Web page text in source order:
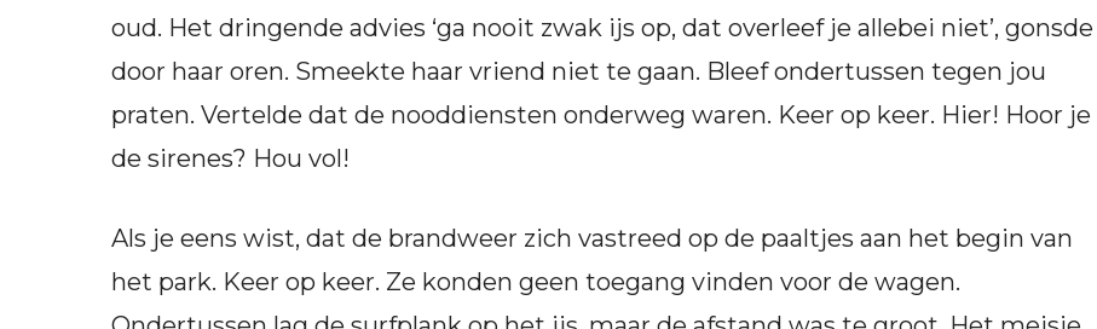
oud. Het dringende advies ‘ga nooit zwak ijs op, dat overleef je allebei niet’, gonsde
door haar oren. Smeekte haar vriend niet te gaan. Bleef ondertussen tegen jou
praten. Vertelde dat de nooddiensten onderweg waren. Keer op keer. Hier! Hoor je
de sirenes? Hou vol!
Als je eens wist, dat de brandweer zich vastreed op de paaltjes aan het begin van
het park. Keer op keer. Ze konden geen toegang vinden voor de wagen.